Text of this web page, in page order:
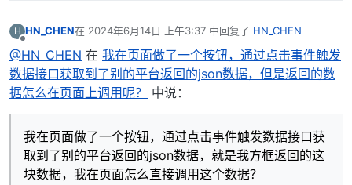
H HN_CHEN在 2024年6月14日 上午3:37 中回复了 HN_CHEN
最后由 编辑
@HN_CHEN 在 我在页面做了一个按钮，通过点击事件触发
数据接口获取到了别的平台返回的json数据，但是返回的数
据怎么在页面上调用呢？
中说：
我在页面做了一个按钮，通过点击事件触发数据接口获
取到了别的平台返回的json数据，就是我方框返回的这
块数据，我在页面怎么直接调用这个数据？